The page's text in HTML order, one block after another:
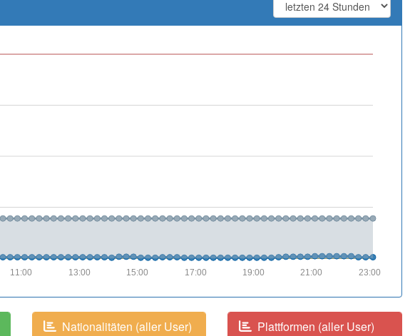
23:00
21:00
19:00
17:00
15:00
13:00
11:00
Nationalitäten (aller User) Plattformen (aller User)